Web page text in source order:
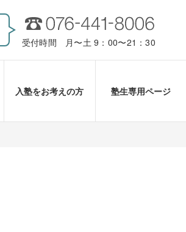
受付時間 月〜土 9：00〜21：30
入塾をお考えの方 塾生専用ページ